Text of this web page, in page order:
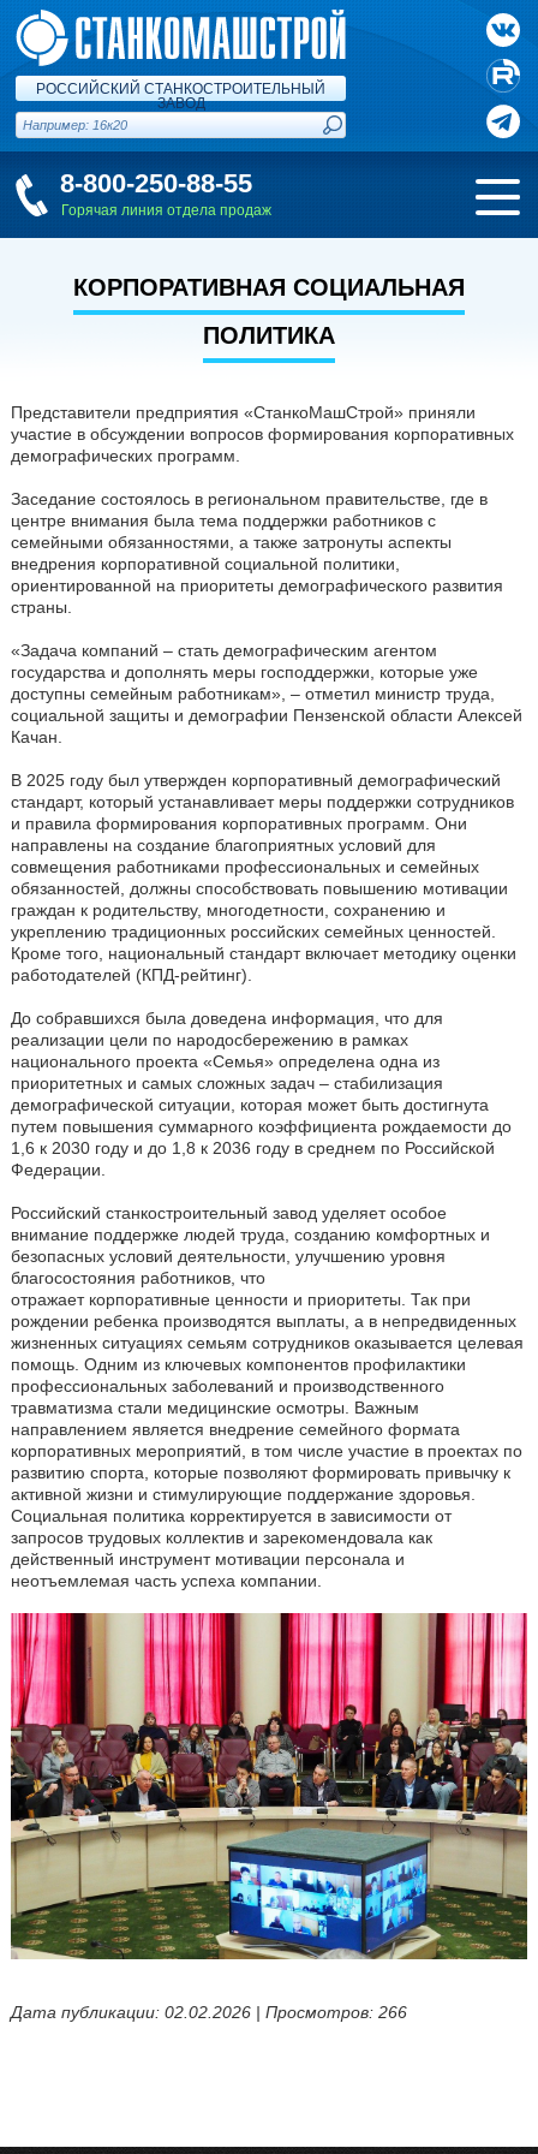
РОССИЙСКИЙ СТАНКОСТРОИТЕЛЬНЫЙ
ЗАВОД
8-800-250-88-55
Горячая линия отдела продаж
КОРПОРАТИВНАЯ СОЦИАЛЬНАЯ
ПОЛИТИКА
Представители предприятия «СтанкоМашСтрой» приняли
участие в обсуждении вопросов формирования корпоративных
демографических программ.
Заседание состоялось в региональном правительстве, где в
центре внимания была тема поддержки работников с
семейными обязанностями, а также затронуты аспекты
внедрения корпоративной социальной политики,
ориентированной на приоритеты демографического развития
страны.
«Задача компаний – стать демографическим агентом
государства и дополнять меры господдержки, которые уже
доступны семейным работникам», – отметил министр труда,
социальной защиты и демографии Пензенской области Алексей
Качан.
В 2025 году был утвержден корпоративный демографический
стандарт, который устанавливает меры поддержки сотрудников
и правила формирования корпоративных программ. Они
направлены на создание благоприятных условий для
совмещения работниками профессиональных и семейных
обязанностей, должны способствовать повышению мотивации
граждан к родительству, многодетности, сохранению и
укреплению традиционных российских семейных ценностей.
Кроме того, национальный стандарт включает методику оценки
работодателей (КПД-рейтинг).
До собравшихся была доведена информация, что для
реализации цели по народосбережению в рамках
национального проекта «Семья» определена одна из
приоритетных и самых сложных задач – стабилизация
демографической ситуации, которая может быть достигнута
путем повышения суммарного коэффициента рождаемости до
1,6 к 2030 году и до 1,8 к 2036 году в среднем по Российской
Федерации.
Российский станкостроительный завод уделяет особое
внимание поддержке людей труда, созданию комфортных и
безопасных условий деятельности, улучшению уровня
благосостояния работников, что
отражает корпоративные ценности и приоритеты. Так при
рождении ребенка производятся выплаты, а в непредвиденных
жизненных ситуациях семьям сотрудников оказывается целевая
помощь. Одним из ключевых компонентов профилактики
профессиональных заболеваний и производственного
травматизма стали медицинские осмотры. Важным
направлением является внедрение семейного формата
корпоративных мероприятий, в том числе участие в проектах по
развитию спорта, которые позволяют формировать привычку к
активной жизни и стимулирующие поддержание здоровья.
Социальная политика корректируется в зависимости от
запросов трудовых коллектив и зарекомендовала как
действенный инструмент мотивации персонала и
неотъемлемая часть успеха компании.
Дата публикации: 02.02.2026 | Просмотров: 266